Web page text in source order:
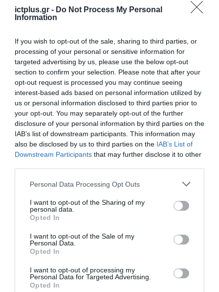
ictplus.gr - Do Not Process My Personal
Information
If you wish to opt-out of the sale, sharing to third parties, or
processing of your personal or sensitive information for
targeted advertising by us, please use the below opt-out
section to confirm your selection. Please note that after your
opt-out request is processed you may continue seeing
interest-based ads based on personal information utilized by
us or personal information disclosed to third parties prior to
your opt-out. You may separately opt-out of the further
disclosure of your personal information by third parties on the
IAB’s list of downstream participants. This information may
also be disclosed by us to third parties on the IAB’s List of
Downstream Participants that may further disclose it to other
Please note that this website/app uses one or more Google
not limited to your visit or usage behaviour. You may click to
grant or deny consent to Google and its third-party tags to
use your data for below specified purposes in below Google
consent section.
Personal Data Processing Opt Outs
I want to opt-out of the Sharing of my
personal data.
Opted In
I want to opt-out of the Sale of my
Personal Data.
Opted In
I want to opt-out of processing my
Personal Data for Targeted Advertising.
Opted In
ΕΥΡΩΠΑΪΚΗ ΕΠΙΤΡΟΠΗ
Μέχρι την Τρίτη 3 Νοεμβρίου θα
πλατφόρμα για τους
Ευρωπαϊκούς Κόμβους Ψηφιακής
Καινοτομίας
30.10.2020
ΨΗΦΙΑΚΟΣ ΜΕΤΑΣΧΗΜΑΤΙΣΜΟΣ
Παράταση της καταληκτικής
ημερομηνίας για την υποβολή
προτάσεων για την επιλογή των
«Ευρωπαϊκών Κόμβων Ψηφιακής
Καινοτομίας» στο πλαίσιο του
Προγράμματος «Ψηφιακή